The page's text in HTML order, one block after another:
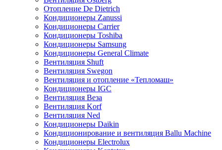
Отопление De Dietrich
Кондиционеры Zanussi
Кондиционеры Carrier
Кондиционеры Toshiba
Кондиционеры Samsung
Кондиционеры General Climate
Вентиляция Shuft
Вентиляция Swegon
Вентиляция и отопление «Тепломаш»
Кондиционеры IGC
Вентиляция Веза
Вентиляция Korf
Вентиляция Ned
Кондиционеры Daikin
Кондиционирование и вентиляция Ballu Machine
Кондиционеры Electrolux